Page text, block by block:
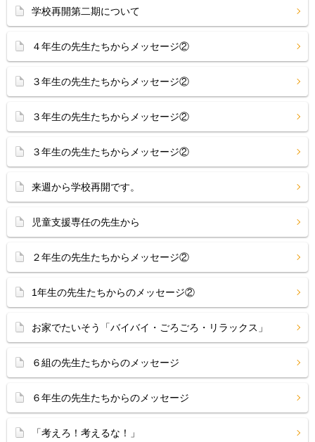
学校再開第二期について
４年生の先生たちからメッセージ②
３年生の先生たちからメッセージ②
３年生の先生たちからメッセージ②
３年生の先生たちからメッセージ②
来週から学校再開です。
児童支援専任の先生から
２年生の先生たちからメッセージ②
1年生の先生たちからのメッセージ②
お家でたいそう「バイバイ・ごろごろ・リラックス」
６組の先生たちからのメッセージ
６年生の先生たちからのメッセージ
「考えろ！考えるな！」